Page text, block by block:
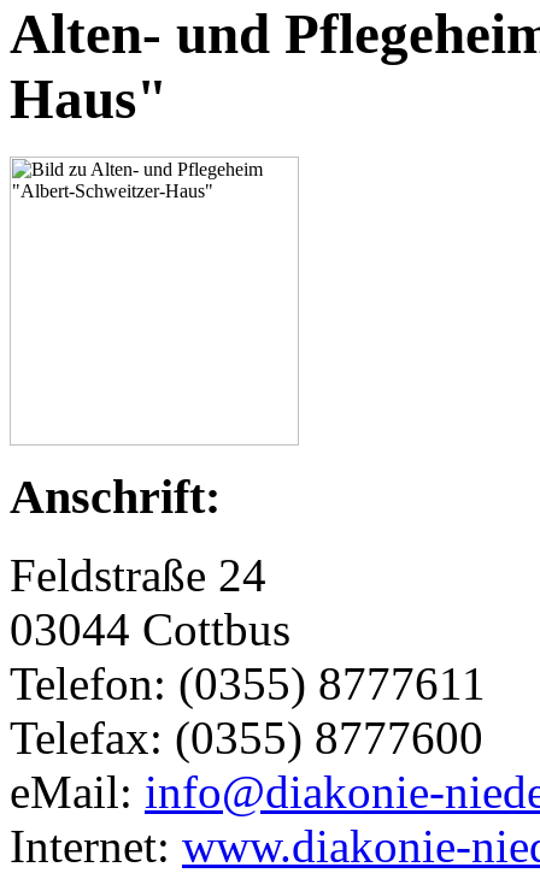
Alten- und
Haus"
Anschrift:
Feldstraße 24
03044 Cottbus
Telefon: (0355) 8777611
Telefax: (0355) 8777600
eMail: info@diakonie-
Internet: www.diakonie-